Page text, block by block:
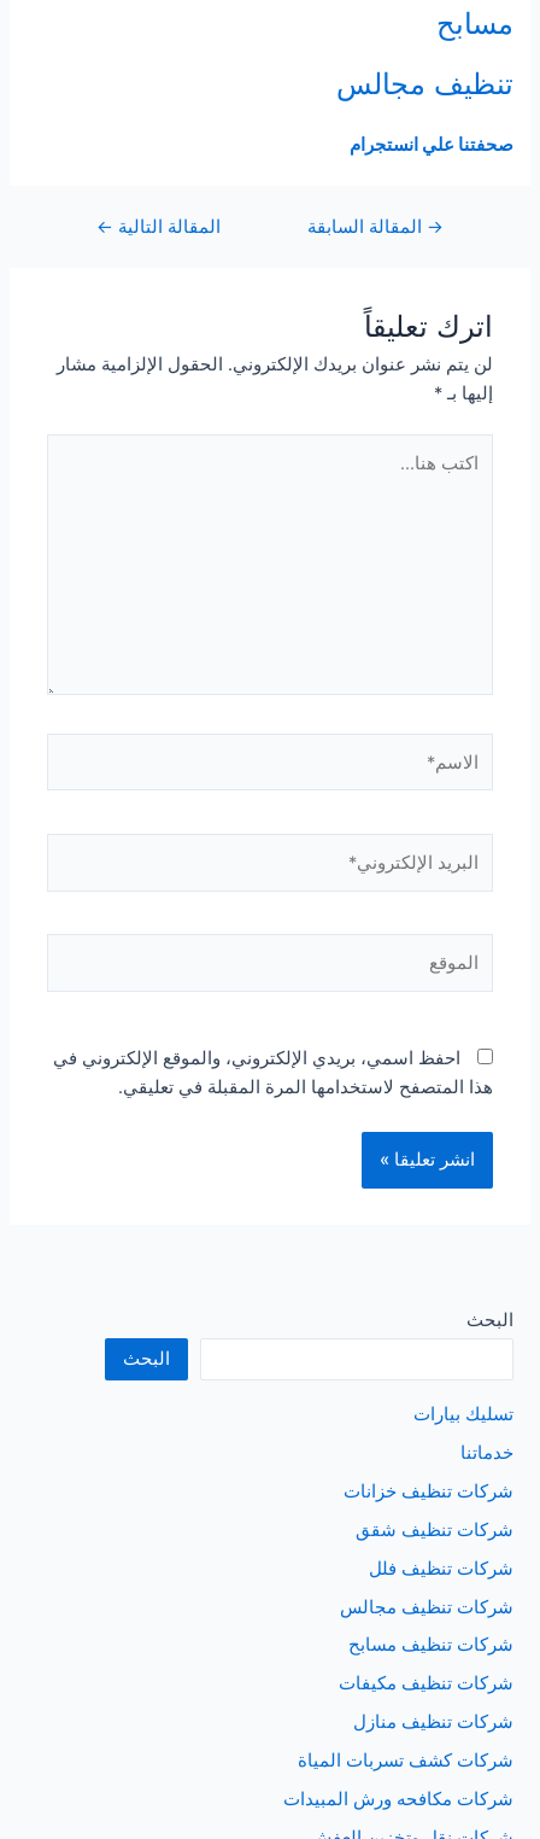
مسابح
تنظيف مجالس
صحفتنا علي انستجرام
Post
→ المقالة السابقة المقالة التالية ←
اترك تعليقاً
لن يتم نشر عنوان بريدك الإلكتروني. الحقول الإلزامية مشار
إليها بـ*
هنا...
الإلكتروني*
احفظ اسمي، بريدي الإلكتروني، والموقع الإلكتروني في
هذا المتصفح لاستخدامها المرة المقبلة في تعليقي.
البحث
البحث
تسليك بيارات
خدماتنا
شركات تنظيف خزانات
شركات تنظيف شقق
شركات تنظيف فلل
شركات تنظيف مجالس
شركات تنظيف مسابح
شركات تنظيف مكيفات
شركات تنظيف منازل
شركات كشف تسربات المياة
شركات مكافحه ورش المبيدات